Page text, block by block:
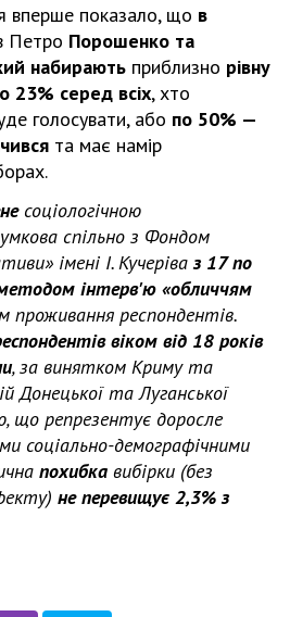
вперше показало, що в
Петро Порошенко та
набирають приблизно рівну
23% серед всіх, хто
голосувати, або по 50% —
та має намір
соціологічною
спільно з Фондом
імені І. Кучеріва з 17 по
інтерв'ю «обличчям
проживання респондентів.
віком від 18 років
, за винятком Криму та
Донецької та Луганської
що репрезентує доросле
соціально-демографічними
похибка вибірки (без
не перевищує 2,3% з